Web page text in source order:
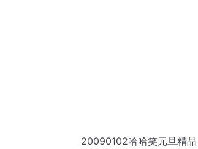
20090102哈哈笑元旦精品